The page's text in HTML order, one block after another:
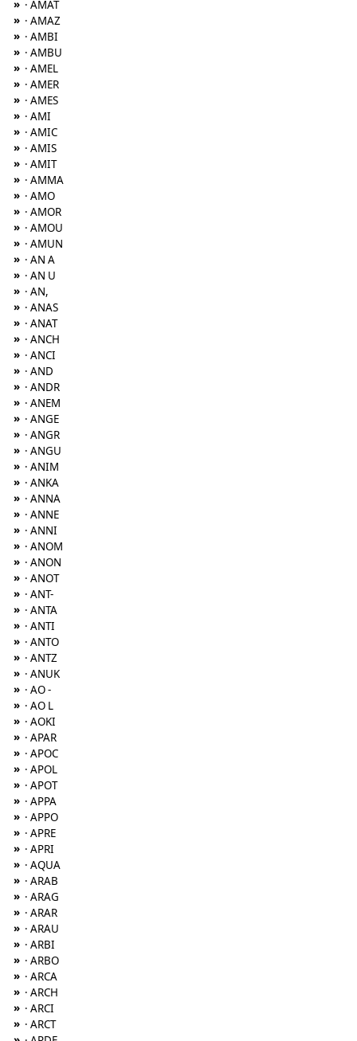
» · AMAT
» · AMAZ
» · AMBI
» · AMBU
» · AMEL
» · AMER
» · AMES
» · AMI
» · AMIC
» · AMIS
» · AMIT
» · AMMA
» · AMO
» · AMOR
» · AMOU
» · AMUN
» · AN A
» · AN U
» · AN,
» · ANAS
» · ANAT
» · ANCH
» · ANCI
» · AND
» · ANDR
» · ANEM
» · ANGE
» · ANGR
» · ANGU
» · ANIM
» · ANKA
» · ANNA
» · ANNE
» · ANNI
» · ANOM
» · ANON
» · ANOT
» · ANT-
» · ANTA
» · ANTI
» · ANTO
» · ANTZ
» · ANUK
» · AO -
» · AO L
» · AOKI
» · APAR
» · APOC
» · APOL
» · APOT
» · APPA
» · APPO
» · APRE
» · APRI
» · AQUA
» · ARAB
» · ARAG
» · ARAR
» · ARAU
» · ARBI
» · ARBO
» · ARCA
» · ARCH
» · ARCI
» · ARCT